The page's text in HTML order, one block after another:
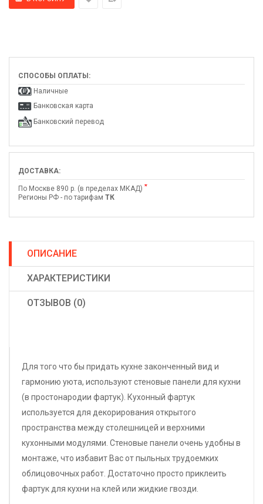
СПОСОБЫ ОПЛАТЫ:
Наличные
Банковская карта
Банковский перевод
ДОСТАВКА:
По Москве 890 р. (в пределах МКАД) *
Регионы РФ - по тарифам ТК
ОПИСАНИЕ
ХАРАКТЕРИСТИКИ
ОТЗЫВОВ (0)
Для того что бы придать кухне законченный вид и
гармонию уюта, используют стеновые панели для кухни
(в простонародии фартук). Кухонный фартук
используется для декорирования открытого
пространства между столешницей и верхними
кухонными модулями. Стеновые панели очень удобны в
монтаже, что избавит Вас от пыльных трудоемких
облицовочных работ. Достаточно просто приклеить
фартук для кухни на клей или жидкие гвозди.